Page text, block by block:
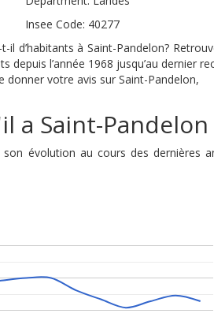
Insee Code: 40277
il d’habitants à Saint-Pandelon?
depuis l’année 1968 jusqu’au
donner votre avis sur Saint-Pandelon,
a Saint-Pandelon
évolution au cours des dernières